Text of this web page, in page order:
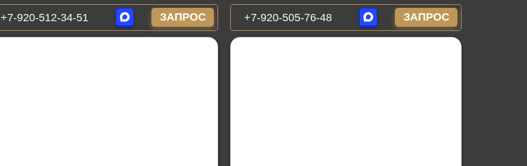
+7-920-512-34-51 ЗАПРОС +7-920-505-76-48 ЗАПРОС